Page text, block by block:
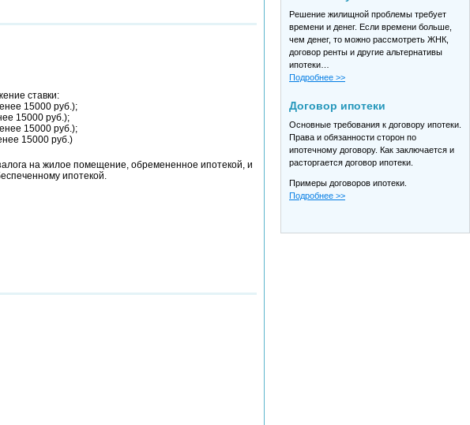
ставки:
15000 руб.);
15000 руб.);
15000 руб.);
15000 руб.)
на жилое помещение, обремененное ипотекой, и
ипотекой.
Решение жилищной проблемы требует
времени и денег. Если времени больше,
чем денег, то можно рассмотреть ЖНК,
договор ренты и другие альтернативы
ипотеки…
Подробнее >>
Договор ипотеки
Основные требования к договору ипотеки.
Права и обязанности сторон по
ипотечному договору. Как заключается и
расторгается договор ипотеки.
Примеры договоров ипотеки.
Подробнее >>